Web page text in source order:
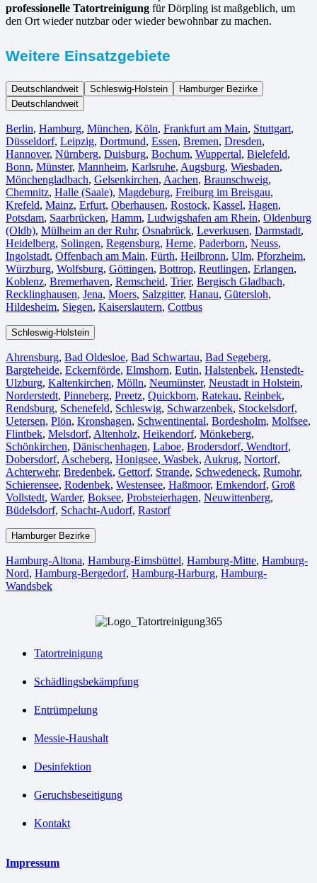
professionelle Tatortreinigung für Dörpling ist maßgeblich, um
den Ort wieder nutzbar oder wieder bewohnbar zu machen.
Weitere Einsatzgebiete
Deutschlandweit Schleswig-Holstein
Hamburger Bezirke
Deutschlandweit
Berlin⁠, Hamburg, München, Köln⁠, Frankfurt am Main, Stuttgart,
Düsseldorf, Leipzig, Dortmund, Essen, Bremen, Dresden,
Hannover, Nürnberg, Duisburg⁠, Bochum, Wuppertal⁠, Bielefeld⁠,
Bonn⁠, Münster⁠, Mannheim, Karlsruhe, Augsburg, Wiesbaden⁠,
Mönchengladbach⁠, Gelsenkirchen⁠, Aachen⁠, Braunschweig,
Chemnitz⁠, Halle (Saale)⁠, Magdeburg, Freiburg im Breisgau⁠,
Krefeld⁠, Mainz⁠, Erfurt, Oberhausen⁠, Rostock⁠, Kassel⁠, Hagen,
Potsdam, Saarbrücken⁠, Hamm, Ludwigshafen am Rhein⁠, Oldenburg
(Oldb), Mülheim an der Ruhr, Osnabrück⁠, Leverkusen, Darmstadt⁠,
Heidelberg, Solingen, Regensburg, Herne⁠, Paderborn, Neuss,
Ingolstadt, Offenbach am Main, Fürth⁠, Heilbronn, Ulm⁠, Pforzheim,
Würzburg, Wolfsburg⁠, Göttingen, Bottrop, Reutlingen, Erlangen⁠,
Koblenz, Bremerhaven⁠, Remscheid, Trier⁠, Bergisch Gladbach,
Recklinghausen, Jena⁠, Moers⁠, Salzgitter⁠, Hanau, Gütersloh,
Hildesheim⁠, Siegen⁠, Kaiserslautern⁠, Cottbus⁠
Schleswig-Holstein
Ahrensburg, Bad Oldesloe, Bad Schwartau, Bad Segeberg,
Bargteheide, Eckernförde, Elmshorn, Eutin, Halstenbek, Henstedt-
Ulzburg, Kaltenkirchen, Mölln, Neumünster, Neustadt in Holstein,
Norderstedt, Pinneberg, Preetz, Quickborn, Ratekau, Reinbek,
Rendsburg, Schenefeld, Schleswig, Schwarzenbek, Stockelsdorf,
Uetersen, Plön, Kronshagen, Schwentinental, Bordesholm, Molfsee,
Flintbek, Melsdorf, Altenholz, Heikendorf, Mönkeberg,
Schönkirchen, Dänischenhagen, Laboe, Brodersdorf, Wendtorf,
Dobersdorf, Ascheberg, Honigsee, Wasbek, Aukrug, Nortorf,
Achterwehr, Bredenbek, Gettorf, Strande, Schwedeneck, Rumohr,
Schierensee, Rodenbek, Westensee, Haßmoor, Emkendorf, Groß
Vollstedt, Warder, Boksee, Probsteierhagen, Neuwittenberg,
Büdelsdorf, Schacht-Audorf, Rastorf
Hamburger Bezirke
Hamburg-Altona, Hamburg-Eimsbüttel, Hamburg-Mitte, Hamburg-
Nord, Hamburg-Bergedorf, Hamburg-Harburg, Hamburg-
Wandsbek
Tatortreinigung
Schädlingsbekämpfung
Entrümpelung
Messie-Haushalt
Desinfektion
Geruchsbeseitigung
Kontakt
Impressum